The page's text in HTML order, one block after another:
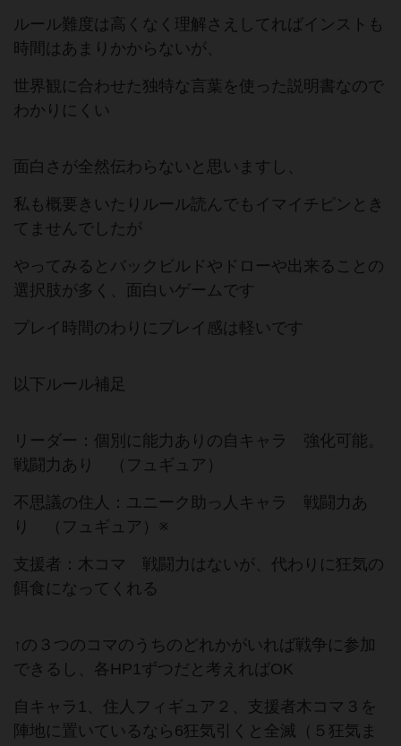
ルール難度は高くなく理解さえしてればインストも
時間はあまりかからないが、
世界観に合わせた独特な言葉を使った説明書なので
わかりにくい
面白さが全然伝わらないと思いますし、
私も概要きいたりルール読んでもイマイチピンとき
てませんでしたが
やってみるとバックビルドやドローや出来ることの
選択肢が多く、面白いゲームです
プレイ時間のわりにプレイ感は軽いです
以下ルール補足
リーダー：個別に能力ありの自キャラ 強化可能。
戦闘力あり （フュギュア）
不思議の住人：ユニーク助っ人キャラ 戦闘力あ
り （フュギュア）※
支援者：木コマ 戦闘力はないが、代わりに狂気の
餌食になってくれる
↑の３つのコマのうちのどれかがいれば戦争に参加
できるし、各HP1ずつだと考えればOK
自キャラ1、住人フィギュア２、支援者木コマ３を
陣地に置いているなら6狂気引くと全滅（５狂気ま